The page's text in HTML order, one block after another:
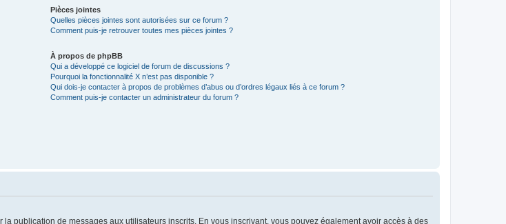
Pièces jointes
Quelles pièces jointes sont autorisées sur ce forum ?
Comment puis-je retrouver toutes mes pièces jointes ?
À propos de phpBB
Qui a développé ce logiciel de forum de discussions ?
Pourquoi la fonctionnalité X n’est pas disponible ?
Qui dois-je contacter à propos de problèmes d’abus ou d’ordres légaux liés à ce forum ?
Comment puis-je contacter un administrateur du forum ?
publication de messages aux utilisateurs inscrits. En vous inscrivant, vous pouvez également avoir accès à des